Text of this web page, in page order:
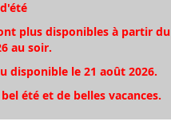
plus disponibles à partir du
au soir.
disponible le 21 août 2026.
été et de belles vacances.